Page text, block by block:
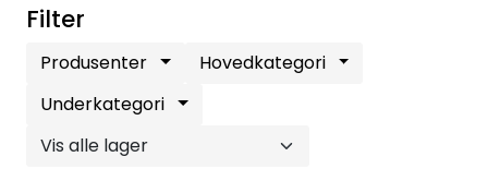
Filter
Produsenter
Hovedkategori
Underkategori
Fortøyning